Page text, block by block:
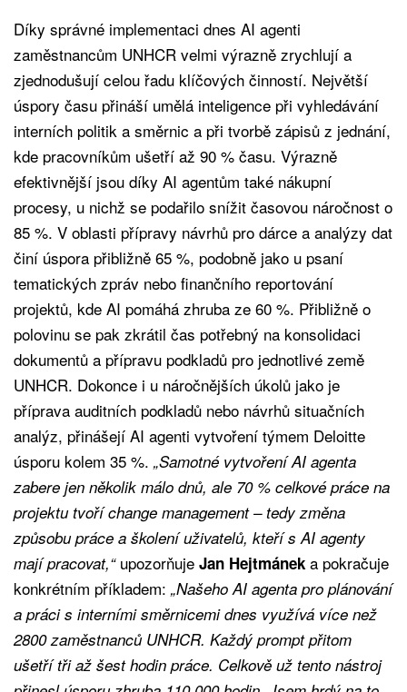
Díky správné implementaci dnes AI agenti
zaměstnancům UNHCR velmi výrazně zrychlují a
zjednodušují celou řadu klíčových činností. Největší
úspory času přináší umělá inteligence při vyhledávání
interních politik a směrnic a při tvorbě zápisů z jednání,
kde pracovníkům ušetří až 90 % času. Výrazně
efektivnější jsou díky AI agentům také nákupní
procesy, u nichž se podařilo snížit časovou náročnost o
85 %. V oblasti přípravy návrhů pro dárce a analýzy dat
činí úspora přibližně 65 %, podobně jako u psaní
tematických zpráv nebo finančního reportování
projektů, kde AI pomáhá zhruba ze 60 %. Přibližně o
polovinu se pak zkrátil čas potřebný na konsolidaci
dokumentů a přípravu podkladů pro jednotlivé země
UNHCR. Dokonce i u náročnějších úkolů jako je
příprava auditních podkladů nebo návrhů situačních
analýz, přinášejí AI agenti vytvoření týmem Deloitte
úsporu kolem 35 %. „Samotné vytvoření AI agenta
zabere jen několik málo dnů, ale 70 % celkové práce na
projektu tvoří change management – tedy změna
způsobu práce a školení uživatelů, kteří s AI agenty
mají pracovat,“upozorňuje Jan Hejtmánek a pokračuje
konkrétním příkladem: „Našeho AI agenta pro plánování
a práci s interními směrnicemi dnes využívá více než
2800 zaměstnanců UNHCR. Každý prompt přitom
ušetří tři až šest hodin práce. Celkově už tento nástroj